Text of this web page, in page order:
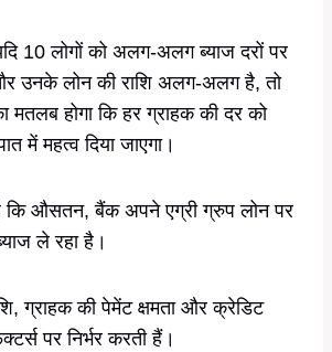
10 लोगों को अलग-अलग ब्याज दरों पर
उनके लोन की राशि अलग-अलग है, तो
मतलब होगा कि हर ग्राहक की दर को
में महत्व दिया जाएगा।
कि औसतन, बैंक अपने एग्री ग्रुप लोन पर
ले रहा है।
ग्राहक की पेमेंट क्षमता और क्रेडिट
पर निर्भर करती हैं।